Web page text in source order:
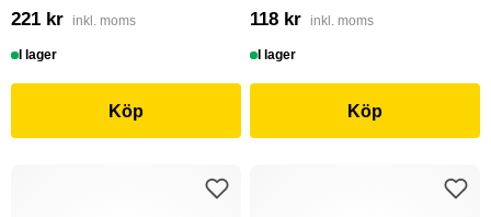
221 kr inkl. moms
I lager
Köp
118 kr inkl. moms
I lager
Köp